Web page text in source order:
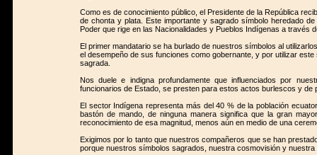
Como es de conocimiento público, el Presidente de la República
de chonta y plata. Este importante y sagrado símbolo heredado
Poder que rige en las Nacionalidades y Pueblos Indígenas a través
El primer mandatario se ha burlado de nuestros símbolos al
el desempeño de sus funciones como gobernante, y por utilizar
sagrada.
Nos duele e indigna profundamente que influenciados por
funcionarios de Estado, se presten para estos actos burlescos y de
El sector Indígena representa más del 40 % de la población
bastón de mando, de ninguna manera significa que la gran
reconocimiento de esa magnitud, menos aún en medio de una
Exigimos por lo tanto que nuestros compañeros que se han
porque nuestros símbolos sagrados, nuestra cosmovisión y